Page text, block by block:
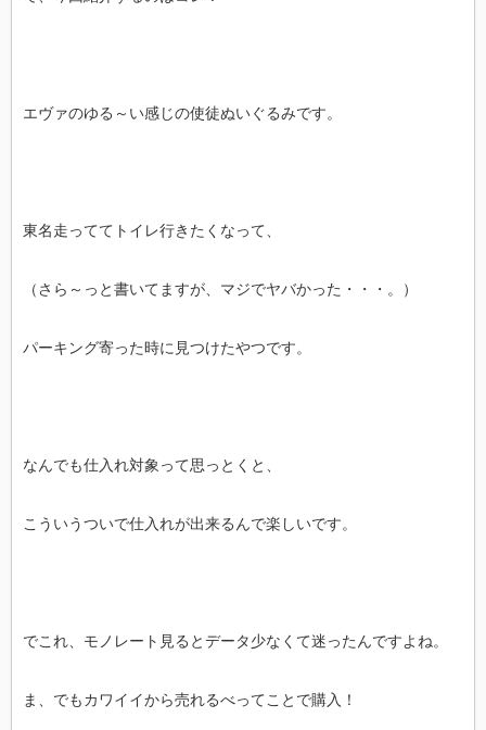
エヴァのゆる～い感じの使徒ぬいぐるみです。
東名走っててトイレ行きたくなって、
（さら～っと書いてますが、マジでヤバかった・・・。）
パーキング寄った時に見つけたやつです。
なんでも仕入れ対象って思っとくと、
こういうついで仕入れが出来るんで楽しいです。
でこれ、モノレート見るとデータ少なくて迷ったんですよね。
ま、でもカワイイから売れるべってことで購入！